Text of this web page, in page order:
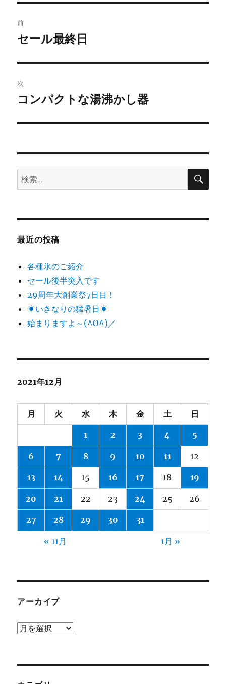
稿
ビ
ゲ
ー
ン
前
前
投
稿:
セール最終日
次
次
投
コンパクトな湯沸かし器
検
索:
検
最近の投稿
各種氷のご紹介
セール後半突入です
29周年大創業祭7日目！
☀いきなりの猛暑日☀
始まりますよ～(^O^)／
2021年12月
月 火 水 木 金 土 日
1 2 3 4 5
6 7 8 9 10 11 12
13 14 15 16 17 18 19
20 21 22 23 24 25 26
27 28 29 30 31
« 11月 1月 »
アーカイブ
ア